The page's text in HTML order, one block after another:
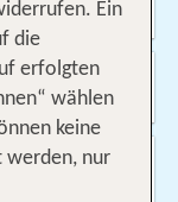
Ein
die
erfolgten
wählen
keine
werden, nur